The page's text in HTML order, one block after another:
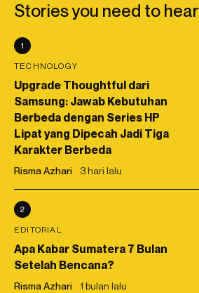
Stories you need to hear
1
TECHNOLOGY
Upgrade Thoughtful dari
Samsung: Jawab Kebutuhan
Berbeda dengan Series HP
Lipat yang Dipecah Jadi Tiga
Karakter Berbeda
Risma Azhari 3 hari lalu
2
EDITORIAL
Apa Kabar Sumatera 7 Bulan
Setelah Bencana?
Risma Azhari 1 bulan lalu